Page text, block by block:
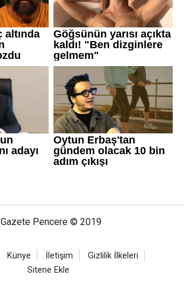
Gazete Pencere © 2019
Künye İletişim
Gizlilik İlkeleri
Sitene Ekle